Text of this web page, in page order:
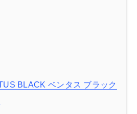
BLACK ベンタス ブラック